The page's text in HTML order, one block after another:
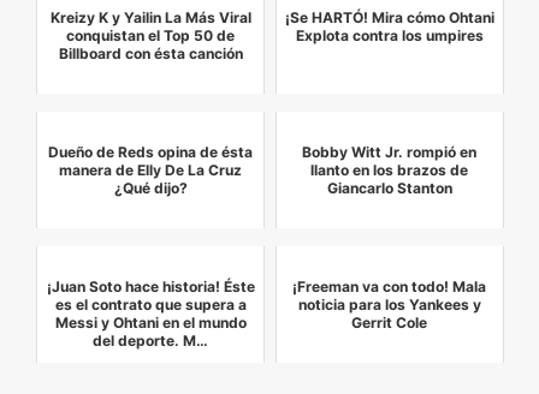
Kreizy K y Yailin La Más Viral
conquistan el Top 50 de
Billboard con ésta canción
¡Se HARTÓ! Mira cómo Ohtani
Explota contra los umpires
Dueño de Reds opina de ésta
manera de Elly De La Cruz
¿Qué dijo?
Bobby Witt Jr. rompió en
llanto en los brazos de
Giancarlo Stanton
¡Juan Soto hace historia! Éste
es el contrato que supera a
Messi y Ohtani en el mundo
del deporte. M…
¡Freeman va con todo! Mala
noticia para los Yankees y
Gerrit Cole